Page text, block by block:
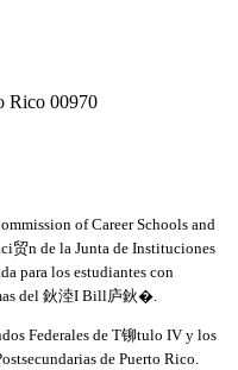
Rico 00970
of Career Schools and
贸n de la Junta de Instituciones
para los estudiantes con
del 鈥淕I Bill庐鈥�.
Federales de T铆tulo IV y los
de Puerto Rico.